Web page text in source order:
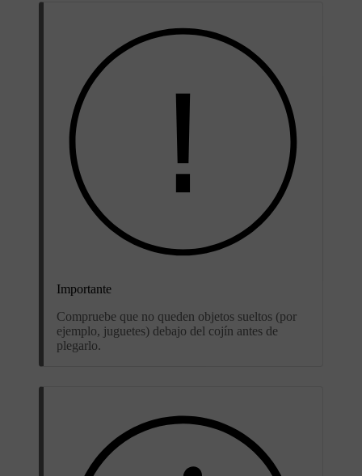
Importante
Compruebe que no queden objetos sueltos (por
ejemplo, juguetes) debajo del cojín antes de
plegarlo.